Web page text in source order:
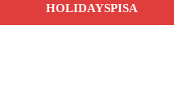
HOLIDAYSPISA